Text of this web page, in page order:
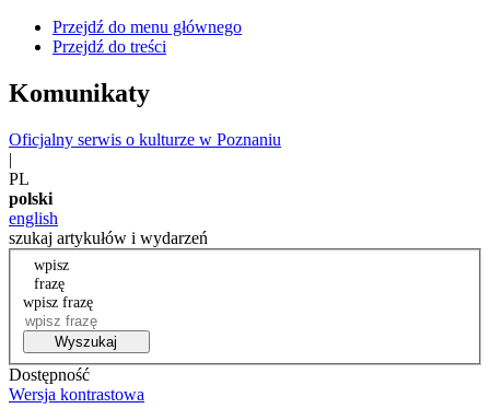
Przejdź do menu głównego
Przejdź do treści
Komunikaty
Oficjalny serwis o kulturze w Poznaniu
|
PL
polski
english
szukaj artykułów i wydarzeń
wpisz
frazę
wpisz frazę
Wyszukaj
Dostępność
Wersja kontrastowa